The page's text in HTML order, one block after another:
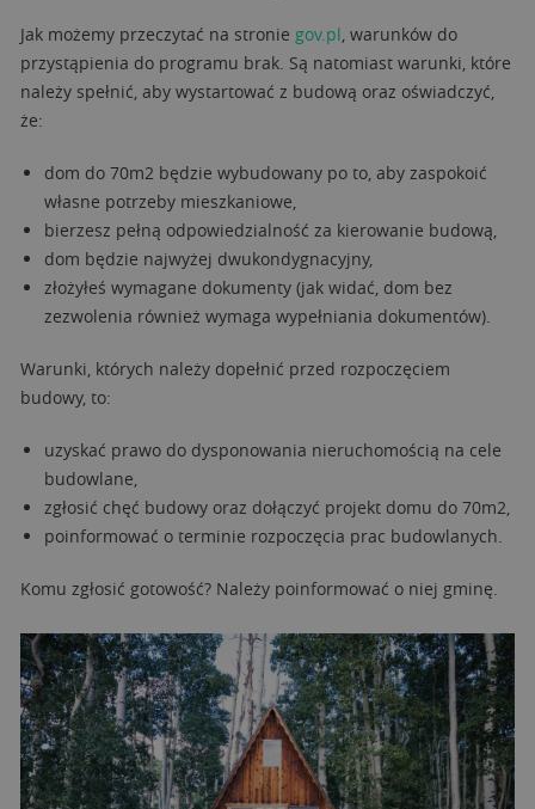
Jak możemy przeczytać na stronie gov.pl, warunków do
przystąpienia do programu brak. Są natomiast warunki, które
należy spełnić, aby wystartować z budową oraz oświadczyć,
że:
dom do 70m2 będzie wybudowany po to, aby zaspokoić
własne potrzeby mieszkaniowe,
bierzesz pełną odpowiedzialność za kierowanie budową,
dom będzie najwyżej dwukondygnacyjny,
złożyłeś wymagane dokumenty (jak widać, dom bez
zezwolenia również wymaga wypełniania dokumentów).
Warunki, których należy dopełnić przed rozpoczęciem
budowy, to:
uzyskać prawo do dysponowania nieruchomością na cele
budowlane,
zgłosić chęć budowy oraz dołączyć projekt domu do 70m2,
poinformować o terminie rozpoczęcia prac budowlanych.
Komu zgłosić gotowość? Należy poinformować o niej gminę.